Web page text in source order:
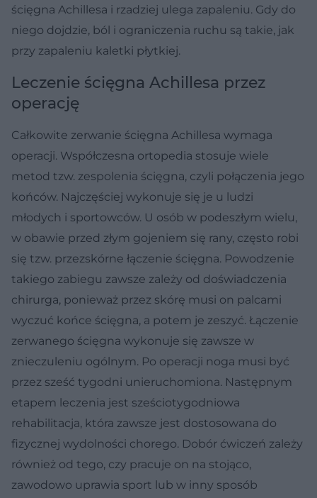
ścięgna Achillesa i rzadziej ulega zapaleniu. Gdy do
niego dojdzie, ból i ograniczenia ruchu są takie, jak
przy zapaleniu kaletki płytkiej.
Leczenie ścięgna Achillesa przez
operację
Całkowite zerwanie ścięgna Achillesa wymaga
operacji. Współczesna ortopedia stosuje wiele
metod tzw. zespolenia ścięgna, czyli połączenia jego
końców. Najczęściej wykonuje się je u ludzi
młodych i sportowców. U osób w podeszłym wielu,
w obawie przed złym gojeniem się rany, często robi
się tzw. przezskórne łączenie ścięgna. Powodzenie
takiego zabiegu zawsze zależy od doświadczenia
chirurga, ponieważ przez skórę musi on palcami
wyczuć końce ścięgna, a potem je zeszyć. Łączenie
zerwanego ścięgna wykonuje się zawsze w
znieczuleniu ogólnym. Po operacji noga musi być
przez sześć tygodni unieruchomiona. Następnym
etapem leczenia jest sześciotygodniowa
rehabilitacja, która zawsze jest dostosowana do
fizycznej wydolności chorego. Dobór ćwiczeń zależy
również od tego, czy pracuje on na stojąco,
zawodowo uprawia sport lub w inny sposób